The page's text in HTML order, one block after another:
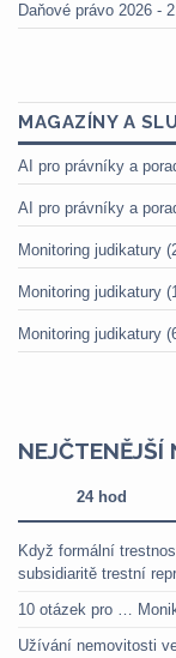
Daňové právo 2026 -
MAGAZÍNY A
AI pro právníky a
AI pro právníky a
Monitoring judikatury
Monitoring judikatury
Monitoring judikatury
NEJČTENĚJŠÍ
24 hod
Když formální
subsidiaritě trestní
10 otázek pro …
Užívání nemovitosti